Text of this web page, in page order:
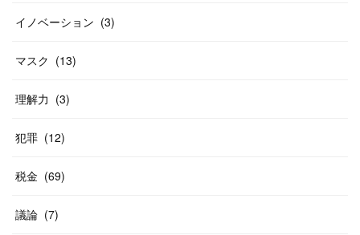
イノベーション (3)
マスク (13)
理解力 (3)
犯罪 (12)
税金 (69)
議論 (7)